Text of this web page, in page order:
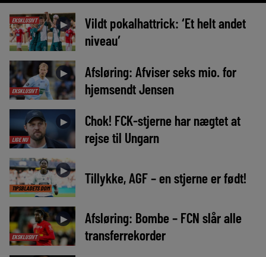
EKSKLUSIVT ►
Vildt pokalhattrick: ‘Et helt andet
niveau’
EKSKLUSIVT
►
Afsløring: Afviser seks mio. for
hjemsendt Jensen
LIGE NU
►
Chok! FCK-stjerne har nægtet at
rejse til Ungarn
TIPSBLADETS DOM
► Tillykke, AGF – en stjerne er født!
EKSKLUSIVT
►
Afsløring: Bombe – FCN slår alle
transferrekorder